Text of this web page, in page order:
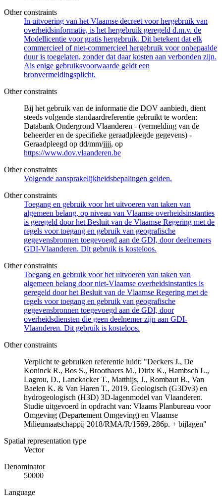
Other constraints
In uitvoering van het Vlaamse decreet voor hergebruik van
overheidsinformatie, is het hergebruik geregeld d.m.v. de
Modellicentie voor gratis hergebruik. Dit betekent dat elk
commercieel of niet-commercieel hergebruik voor onbepaalde
duur is toegelaten, zonder dat daar kosten aan verbonden zijn.
Als enige gebruiksvoorwaarde geldt een
bronvermeldingsplicht.
Other constraints
Bij het gebruik van de informatie die DOV aanbiedt, dient
steeds volgende standaardreferentie gebruikt te worden:
Databank Ondergrond Vlaanderen - (vermelding van de
beheerder en de specifieke geraadpleegde gegevens) -
Geraadpleegd op dd/mm/jjjj, op
https://www.dov.vlaanderen.be
Other constraints
Volgende aansprakelijkheidsbepalingen gelden.
Other constraints
Toegang en gebruik voor het uitvoeren van taken van
algemeen belang, op niveau van Vlaamse overheidsinstanties
is geregeld door het Besluit van de Vlaamse Regering met de
regels voor toegang en gebruik van geografische
gegevensbronnen toegevoegd aan de GDI, door deelnemers
GDI-Vlaanderen. Dit gebruik is kosteloos.
Other constraints
Toegang en gebruik voor het uitvoeren van taken van
algemeen belang door niet-Vlaamse overheidsinstanties is
geregeld door het Besluit van de Vlaamse Regering met de
regels voor toegang en gebruik van geografische
gegevensbronnen toegevoegd aan de GDI, door
overheidsdiensten die geen deelnemer zijn aan GDI-
Vlaanderen. Dit gebruik is kosteloos.
Other constraints
Verplicht te gebruiken referentie luidt: "Deckers J., De
Koninck R., Bos S., Broothaers M., Dirix K., Hambsch L.,
Lagrou, D., Lanckacker T., Matthijs, J., Rombaut B., Van
Baelen K. & Van Haren T., 2019. Geologisch (G3Dv3) en
hydrogeologisch (H3D) 3D-lagenmodel van Vlaanderen.
Studie uitgevoerd in opdracht van: Vlaams Planbureau voor
Omgeving (Departement Omgeving) en Vlaamse
Milieumaatschappij 2018/RMA/R/1569, 286p. + bijlagen"
Spatial representation type
Vector
Denominator
50000
Language